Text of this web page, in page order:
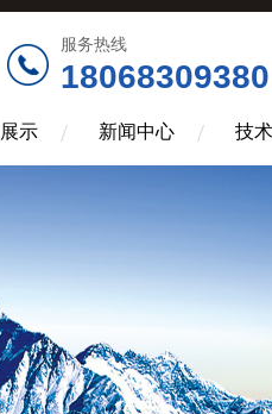
服务热线
18068309380
示 新闻中心 技